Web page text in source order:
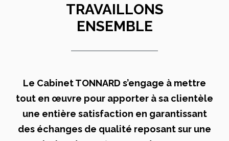
TRAVAILLONS
ENSEMBLE
Le Cabinet TONNARD s’engage à mettre
tout en œuvre pour apporter à sa clientèle
une entière satisfaction en garantissant
des échanges de qualité reposant sur une